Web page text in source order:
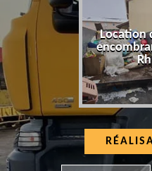
benne 67
Location